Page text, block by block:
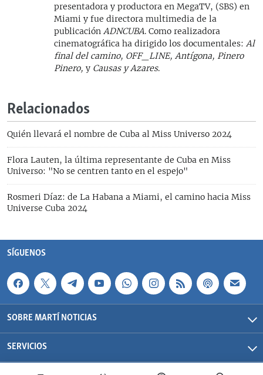
presentadora y productora en MegaTV, (SBS) en
Miami y fue directora multimedia de la
publicación ADNCUBA. Como realizadora
cinematográfica ha dirigido los documentales: Al
final del camino, OFF_LINE, Antígona, Pinero
Pinero, y Causas y Azares.
Relacionados
Quién llevará el nombre de Cuba al Miss Universo 2024
Flora Lauten, la última representante de Cuba en Miss
Universo: "No se centren tanto en el espejo"
Rosmeri Díaz: de La Habana a Miami, el camino hacia Miss
Universe Cuba 2024
SÍGUENOS
SOBRE MARTÍ NOTICIAS
SERVICIOS